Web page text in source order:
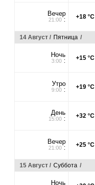
Вечер
21:00: +18 °C
14 Август / Пятница /
Ночь
3:00: +15 °C
Утро
9:00: +19 °C
День
15:00: +32 °C
Вечер
21:00: +25 °C
15 Август / Суббота /
Ночь